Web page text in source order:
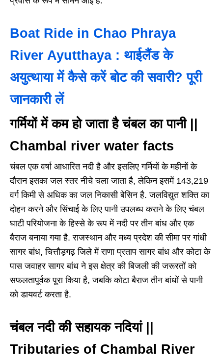
Boat Ride in Chao Phraya
River Ayutthaya : थाईलैंड के
अयुत्थाया में कैसे करें बोट की सवारी? पूरी
जानकारी लें
गर्मियों में कम हो जाता है चंबल का पानी ||
Chambal river water facts
चंबल एक वर्षा आधारित नदी है और इसलिए गर्मियों के महीनों के
दौरान इसका जल स्तर नीचे चला जाता है, लेकिन इसमें 143,219
वर्ग किमी से अधिक का जल निकासी बेसिन है. जलविद्युत शक्ति का
दोहन करने और सिंचाई के लिए पानी उपलब्ध कराने के लिए चंबल
घाटी परियोजना के हिस्से के रूप में नदी पर तीन बांध और एक
बैराज बनाया गया है. राजस्थान और मध्य प्रदेश की सीमा पर गांधी
सागर बांध, चित्तौड़गढ़ जिले में राणा प्रताप सागर बांध और कोटा के
पास जवाहर सागर बांध ने इस क्षेत्र की बिजली की जरूरतों को
सफलतापूर्वक पूरा किया है, जबकि कोटा बैराज तीन बांधों से पानी
को डायवर्ट करता है.
चंबल नदी की सहायक नदियां ||
Tributaries of Chambal River